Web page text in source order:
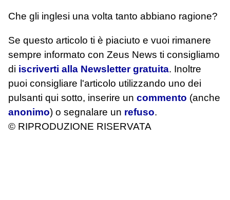
Che gli inglesi una volta tanto abbiano ragione?
Se questo articolo ti è piaciuto e vuoi rimanere
sempre informato con Zeus News ti consigliamo
di iscriverti alla Newsletter gratuita. Inoltre
puoi consigliare l'articolo utilizzando uno dei
pulsanti qui sotto, inserire un commento (anche
anonimo) o segnalare un refuso.
© RIPRODUZIONE RISERVATA